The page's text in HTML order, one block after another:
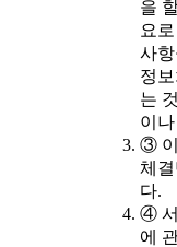
을
요
사
정
는
이
③ 이
체
다.
④ 서
에